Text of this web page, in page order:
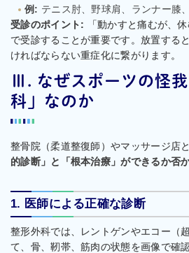
例: テニス肘、野球肩、ランナー膝
受診のポイント: 「動かすと痛むが、
で受診することが重要です。放置する
ければならない重症化に繋がります。
Ⅲ. なぜスポーツの怪
科」なのか
整骨院（柔道整復師）やマッサージ店
的診断」と「根本治療」ができるか否
1. 医師による正確な診断
整形外科では、レントゲンやエコー（
て、骨、靭帯、筋肉の状態を画像で確認